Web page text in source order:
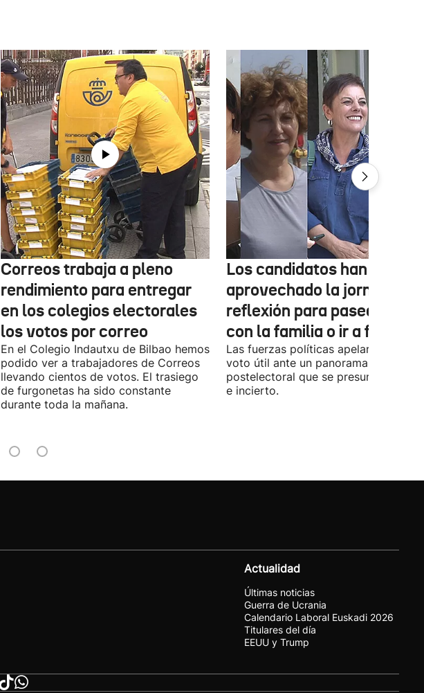
Correos trabaja a pleno
rendimiento para entregar
en los colegios electorales
los votos por correo
En el Colegio Indautxu de Bilbao hemos
podido ver a trabajadores de Correos
llevando cientos de votos. El trasiego
de furgonetas ha sido constante
durante toda la mañana.
Los candidatos han
aprovechado la jornada de
reflexión para pasear,
con la familia o ir a fiestas
Las fuerzas políticas apelaron ayer al
voto útil ante un panorama
postelectoral que se presume
e incierto.
Actualidad
Últimas noticias
Guerra de Ucrania
Calendario Laboral Euskadi 2026
Titulares del día
EEUU y Trump